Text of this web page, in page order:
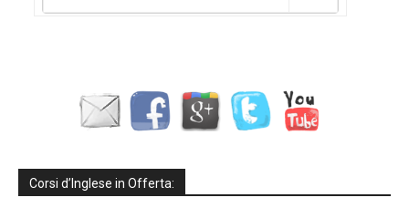
Corsi d’Inglese in Offerta: